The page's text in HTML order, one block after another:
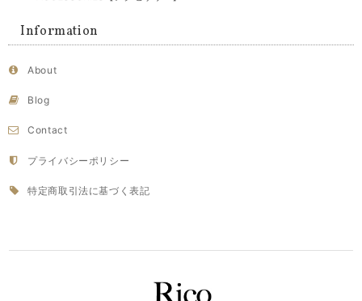
Information
About
Blog
Contact
プライバシーポリシー
特定商取引法に基づく表記